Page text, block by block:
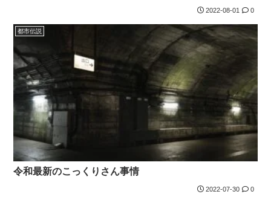
2022-08-01 0
都市伝説
令和最新のこっくりさん事情
2022-07-30 0